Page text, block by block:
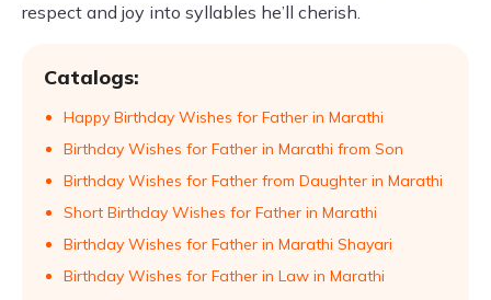
respect and joy into syllables he’ll cherish.
Catalogs:
Happy Birthday Wishes for Father in Marathi
Birthday Wishes for Father in Marathi from Son
Birthday Wishes for Father from Daughter in Marathi
Short Birthday Wishes for Father in Marathi
Birthday Wishes for Father in Marathi Shayari
Birthday Wishes for Father in Law in Marathi